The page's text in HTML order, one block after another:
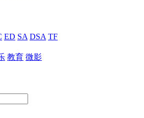
ED SA DSA TF
教育 微影